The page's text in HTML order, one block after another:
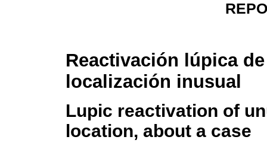
Reactivación lúpica de
localización inusual
Lupic reactivation of
location, about a case